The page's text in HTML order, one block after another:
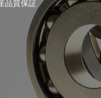
目標です。
品質保証
ス